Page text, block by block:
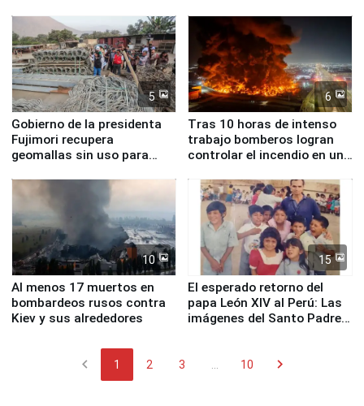
5
Gobierno de la presidenta
Fujimori recupera
geomallas sin uso para
Fenómeno El Niño
6
Tras 10 horas de intenso
trabajo bomberos logran
controlar el incendio en una
de Chile
10
Al menos 17 muertos en
bombardeos rusos contra
Kiev y sus alrededores
15
El esperado retorno del
papa León XIV al Perú: Las
imágenes del Santo Padre
chevron_left 1 2 3 10 chevron_right